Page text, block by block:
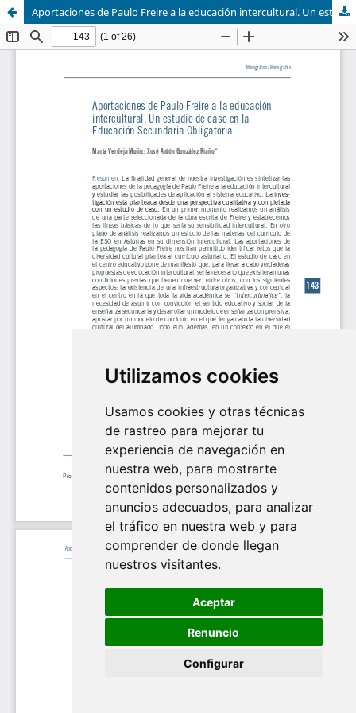
Utilizamos cookies
Usamos cookies y otras técnicas
de rastreo para mejorar tu
experiencia de navegación en
nuestra web, para mostrarte
contenidos personalizados y
anuncios adecuados, para analizar
el tráfico en nuestra web y para
comprender de donde llegan
nuestros visitantes.
Aceptar
Renuncio
Configurar
Aportaciones de Paulo Freire a la educación intercultural. Un estudio de caso en la Educación Secundaria Obligatoria